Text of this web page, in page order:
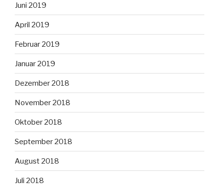
Juni 2019
April 2019
Februar 2019
Januar 2019
Dezember 2018
November 2018
Oktober 2018
September 2018
August 2018
Juli 2018